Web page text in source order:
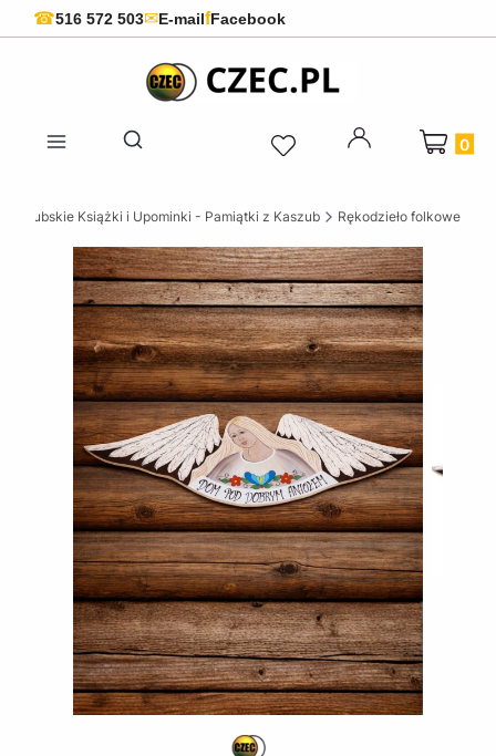
☎516 572 503✉E-mailfFacebook
Otwórz wyszukiwarkę
Produkty
Kaszubskie Książki i Upominki - Pamiątki z Kaszub Rękodzieło folkowe